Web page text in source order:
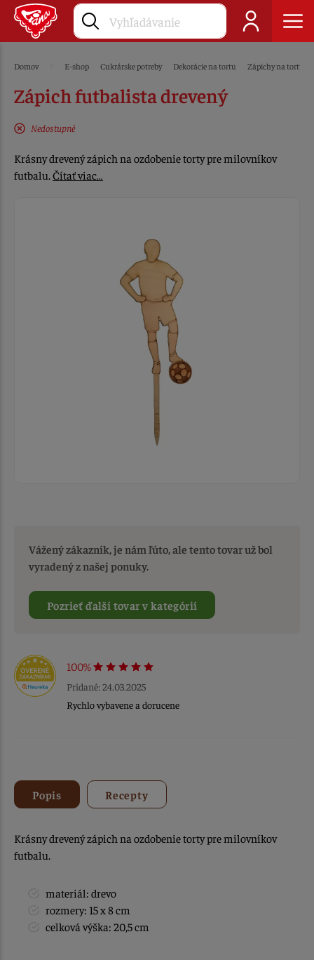
Domov E-shop Cukrárske potreby Dekorácie na tortu Zápichy na tortu
Zápich futbalista drevený
Nedostupné
Krásny drevený zápich na ozdobenie torty pre milovníkov
futbalu.Čítať viac…
Vážený zákazník, je nám ľúto, ale tento tovar už bol
vyradený z našej ponuky.
Pozrieť ďalší tovar v kategórií
100%
Pridané: 24.03.2025
Rychlo vybavene a dorucene
Popis Recepty
Krásny drevený zápich na ozdobenie torty pre milovníkov
futbalu.
materiál: drevo
rozmery: 15 x 8 cm
celková výška: 20,5 cm